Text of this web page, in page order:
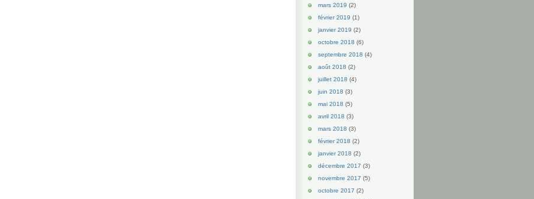
mars 2019 (2)
février 2019 (1)
janvier 2019 (2)
octobre 2018 (6)
septembre 2018 (4)
août 2018 (2)
juillet 2018 (4)
juin 2018 (3)
mai 2018 (5)
avril 2018 (3)
mars 2018 (3)
février 2018 (2)
janvier 2018 (2)
décembre 2017 (3)
novembre 2017 (5)
octobre 2017 (2)